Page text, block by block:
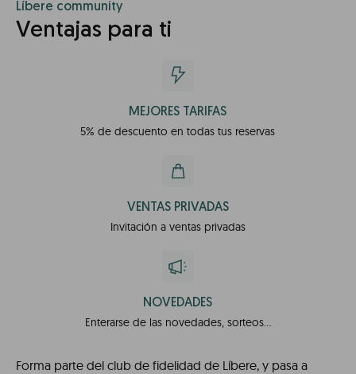
Líbere community
Ventajas para ti
MEJORES TARIFAS
5% de descuento en todas tus reservas
VENTAS PRIVADAS
Invitación a ventas privadas
NOVEDADES
Enterarse de las novedades, sorteos...
Forma parte del club de fidelidad de Líbere, y pasa a